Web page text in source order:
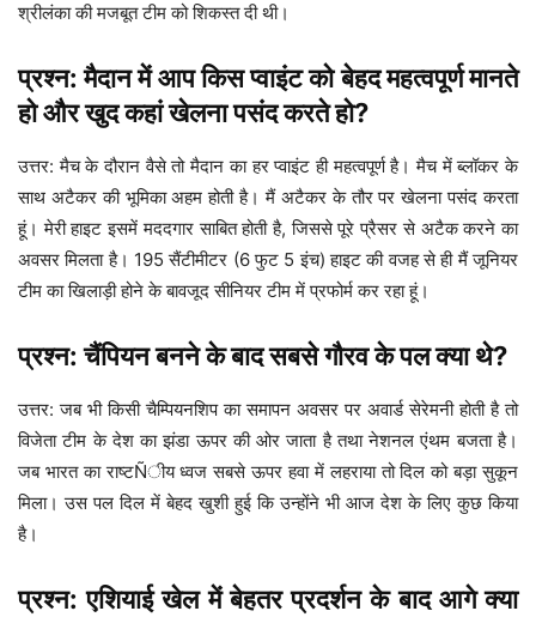
श्रीलंका की मजबूत टीम को शिकस्त दी थी।
प्रश्न: मैदान में आप किस प्वाइंट को बेहद महत्वपूर्ण मानते
हो और खुद कहां खेलना पसंद करते हो?
उत्तर: मैच के दौरान वैसे तो मैदान का हर प्वाइंट ही महत्वपूर्ण है। मैच में ब्लॉकर के
साथ अटैकर की भूमिका अहम होती है। मैं अटैकर के तौर पर खेलना पसंद करता
हूं। मेरी हाइट इसमें मददगार साबित होती है, जिससे पूरे प्रैसर से अटैक करने का
अवसर मिलता है। 195 सैंटीमीटर (6 फुट 5 इंच) हाइट की वजह से ही मैं जूनियर
टीम का खिलाड़ी होने के बावजूद सीनियर टीम में प्रफोर्म कर रहा हूं।
प्रश्न: चैंपियन बनने के बाद सबसे गौरव के पल क्या थे?
उत्तर: जब भी किसी चैम्पियनशिप का समापन अवसर पर अवार्ड सेरेमनी होती है तो
विजेता टीम के देश का झंडा ऊपर की ओर जाता है तथा नेशनल एंथम बजता है।
जब भारत का राष्टÑीय ध्वज सबसे ऊपर हवा में लहराया तो दिल को बड़ा सुकून
मिला। उस पल दिल में बेहद खुशी हुई कि उन्होंने भी आज देश के लिए कुछ किया
है।
प्रश्न: एशियाई खेल में बेहतर प्रदर्शन के बाद आगे क्या